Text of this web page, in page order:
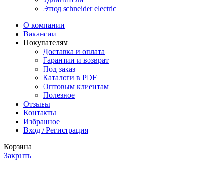
Этюд schneider electric
О компании
Вакансии
Покупателям
Доставка и оплата
Гарантии и возврат
Под заказ
Каталоги в PDF
Оптовым клиентам
Полезное
Отзывы
Контакты
Избранное
Вход / Регистрация
Корзина
Закрыть